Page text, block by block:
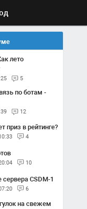
5
12
приз в рейтинге?
4
10
сервера CSDM-1
6